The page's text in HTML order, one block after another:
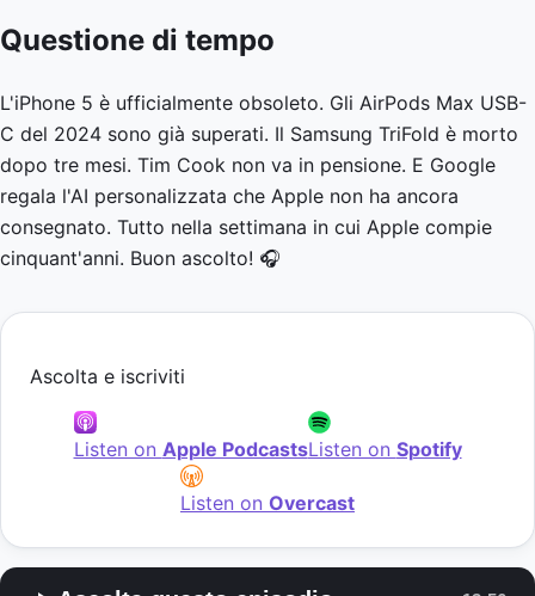
Questione di tempo
L'iPhone 5 è ufficialmente obsoleto. Gli AirPods Max USB-
C del 2024 sono già superati. Il Samsung TriFold è morto
dopo tre mesi. Tim Cook non va in pensione. E Google
regala l'AI personalizzata che Apple non ha ancora
consegnato. Tutto nella settimana in cui Apple compie
cinquant'anni. Buon ascolto! 🎧
Ascolta e iscriviti
Listen on Apple PodcastsListen on Spotify
Listen on Overcast